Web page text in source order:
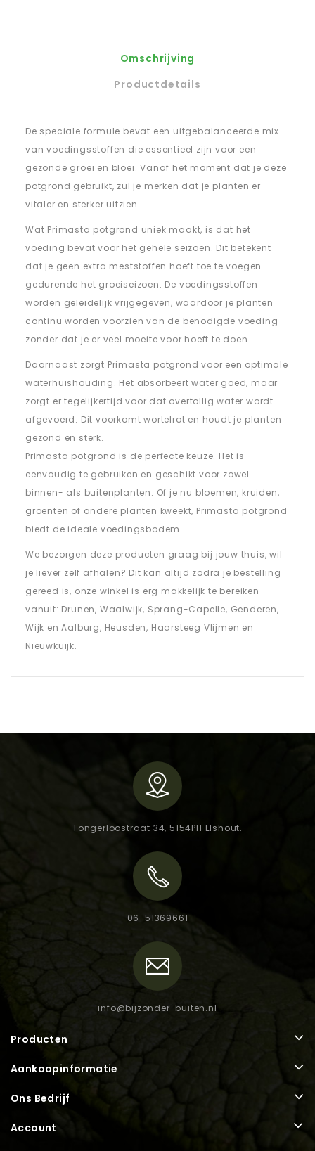
Omschrijving
Productdetails
De speciale formule bevat een uitgebalanceerde mix
van voedingsstoffen die essentieel zijn voor een
gezonde groei en bloei. Vanaf het moment dat je deze
potgrond gebruikt, zul je merken dat je planten er
vitaler en sterker uitzien.
Wat Primasta potgrond uniek maakt, is dat het
voeding bevat voor het gehele seizoen. Dit betekent
dat je geen extra meststoffen hoeft toe te voegen
gedurende het groeiseizoen. De voedingsstoffen
worden geleidelijk vrijgegeven, waardoor je planten
continu worden voorzien van de benodigde voeding
zonder dat je er veel moeite voor hoeft te doen.
Daarnaast zorgt Primasta potgrond voor een optimale
waterhuishouding. Het absorbeert water goed, maar
zorgt er tegelijkertijd voor dat overtollig water wordt
afgevoerd. Dit voorkomt wortelrot en houdt je planten
gezond en sterk.
Primasta potgrond is de perfecte keuze. Het is
eenvoudig te gebruiken en geschikt voor zowel
binnen- als buitenplanten. Of je nu bloemen, kruiden,
groenten of andere planten kweekt, Primasta potgrond
biedt de ideale voedingsbodem.
We bezorgen deze producten graag bij jouw thuis, wil
je liever zelf afhalen? Dit kan altijd zodra je bestelling
gereed is, onze winkel is erg makkelijk te bereiken
vanuit: Drunen, Waalwijk, Sprang-Capelle, Genderen,
Wijk en Aalburg, Heusden, Haarsteeg Vlijmen en
Nieuwkuijk.
Tongerloostraat 34, 5154PH Elshout.
06-51369661
info@bijzonder-buiten.nl
Producten
Aankoopinformatie
Ons Bedrijf
Account